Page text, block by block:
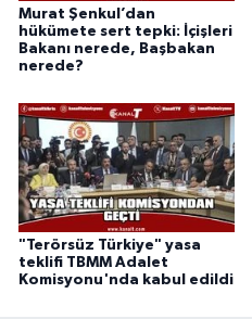
Murat Şenkul’dan
hükümete sert tepki: İçişleri
Bakanı nerede, Başbakan
nerede?
"Terörsüz Türkiye" yasa
teklifi TBMM Adalet
Komisyonu'nda kabul edildi